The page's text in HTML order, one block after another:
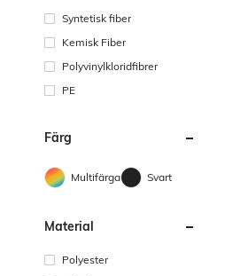
Syntetisk fiber
Kemisk Fiber
Polyvinylkloridfibrer
PE
Färg
Multifärgad Svart
Material
Polyester